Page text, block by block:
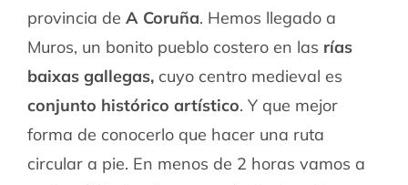
provincia de A Coruña. Hemos llegado a
Muros, un bonito pueblo costero en las rías
baixas gallegas, cuyo centro medieval es
conjunto histórico artístico. Y que mejor
forma de conocerlo que hacer una ruta
circular a pie. En menos de 2 horas vamos a